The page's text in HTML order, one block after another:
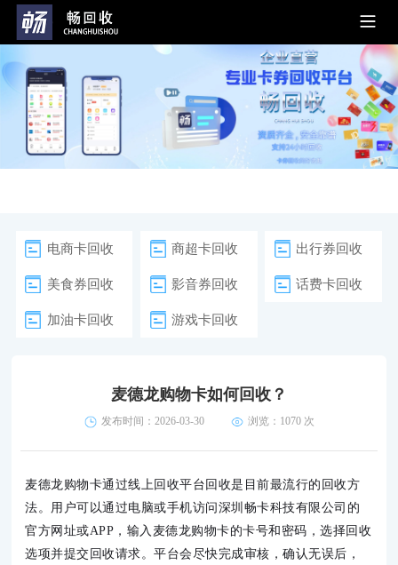
电商卡回收 商超卡回收 出行券回收
美食券回收 影音券回收 话费卡回收
加油卡回收 游戏卡回收
麦德龙购物卡如何回收？
发布时间：2026-03-30 浏览： 1070 次
麦德龙购物卡通过线上回收平台回收是目前最流行的回收方
法。用户可以通过电脑或手机访问深圳畅卡科技有限公司的
官方网址或APP，输入麦德龙购物卡的卡号和密码，选择回收
选项并提交回收请求。平台会尽快完成审核，确认无误后，